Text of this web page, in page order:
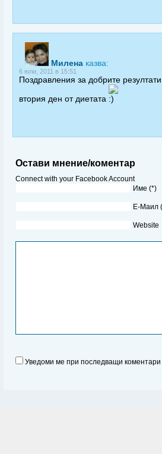
Милена казва:
6 юли, 2011 в 15:51
Поздравления за добрите
втория ден от диетата
Остави мнение/коментар
Connect with your Facebook Account
Име (*)
Е-Маил
Website
Уведоми ме при последващи коментари